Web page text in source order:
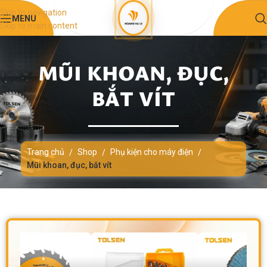
Skip to navigation
Skip to main content
MENU
MŨI KHOAN, ĐỤC,
BẮT VÍT
Trang chủ / Shop / Phụ kiện cho máy điện /
Mũi khoan, đục, bắt vít